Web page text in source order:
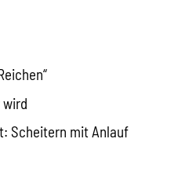
Scheitern mit Anlauf